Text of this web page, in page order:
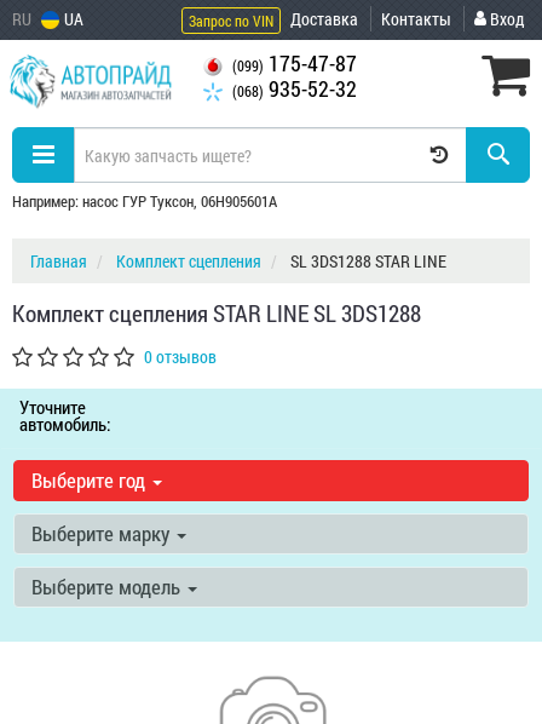
RU UA Запрос по VIN Доставка Контакты Вход
(099) 175-47-87
(068) 935-52-32
Например: насос ГУР Туксон, 06H905601A
Главная Комплект сцепления SL 3DS1288 STAR LINE
Комплект сцепления STAR LINE SL 3DS1288
0 отзывов
Уточните
автомобиль:
Выберите год
Выберите марку
Выберите модель